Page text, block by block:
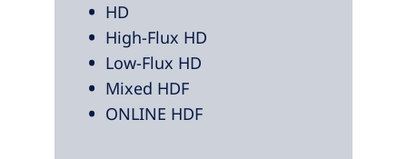
HD
High-Flux HD
Low-Flux HD
Mixed HDF
ONLINE HDF